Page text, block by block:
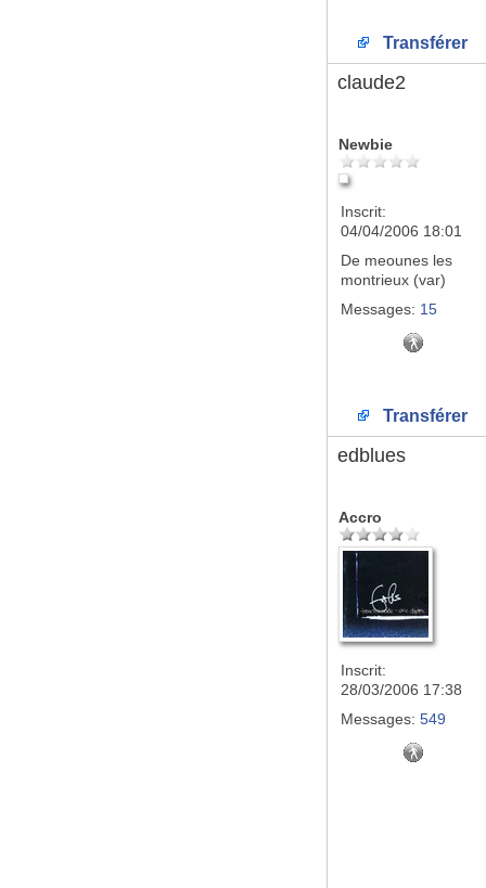
Transférer
claude2
Newbie
Inscrit:
04/04/2006 18:01
De meounes les
montrieux (var)
Messages: 15
Transférer
edblues
Accro
Inscrit:
28/03/2006 17:38
Messages: 549